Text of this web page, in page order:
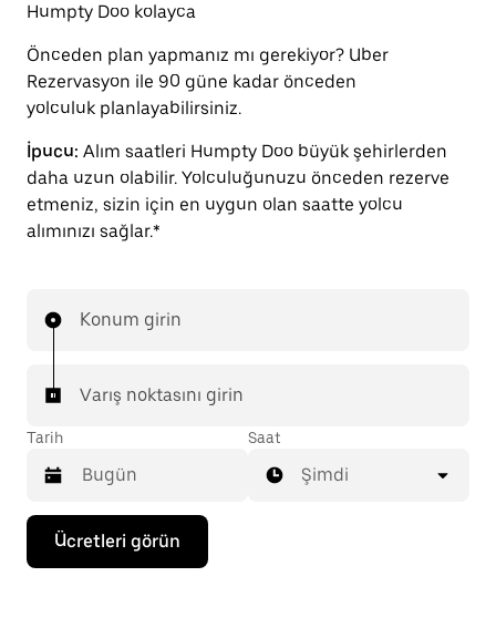
Humpty Doo kolayca
Önceden plan yapmanız mı gerekiyor? Uber
Rezervasyon ile 90 güne kadar önceden
yolculuk planlayabilirsiniz.
İpucu: Alım saatleri Humpty Doo büyük şehirlerden
daha uzun olabilir. Yolculuğunuzu önceden rezerve
etmeniz, sizin için en uygun olan saatte yolcu
alımınızı sağlar.*
Konum girin
Varış noktasını girin
Tarih
Takvimle
etkileşime
geçmek
Saat
Şimdi
Ücretleri görün